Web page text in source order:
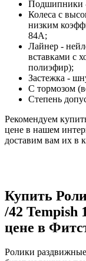
Подшипники -
Колеса с
низким
84A;
Лайнер -
вставками с
полиэфир);
Застежка -
С тормозом
Степень
Рекомендуем
цене в нашем
доставим вам их в
Купить
/42 Tempish
цене в
Ролики